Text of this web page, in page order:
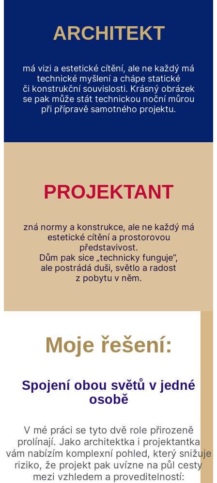
ARCHITEKT
má vizi a estetické cítění, ale ne každý má
technické myšlení a chápe statické
či konstrukční souvislosti. Krásný obrázek
se pak může stát technickou noční můrou
při přípravě samotného projektu.
PROJEKTANT
zná normy a konstrukce, ale ne každý má
estetické cítění a prostorovou
představivost.
Dům pak sice „technicky funguje“,
ale postrádá duši, světlo a radost
z pobytu v něm.
Moje řešení:
Spojení obou světů v jedné
osobě
V mé práci se tyto dvě role přirozeně
prolínají. Jako architektka i projektantka
vám nabízím komplexní pohled, který snižuje
riziko, že projekt pak uvízne na půl cesty
mezi vzhledem a proveditelností: